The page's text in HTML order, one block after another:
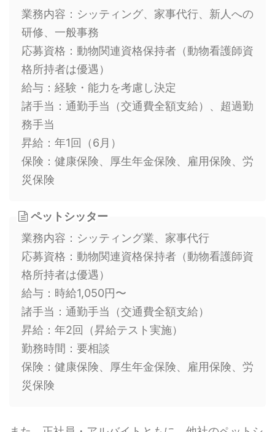
業務内容：シッティング、家事代行、新人への
研修、一般事務
応募資格：動物関連資格保持者（動物看護師資
格所持者は優遇）
給与：経験・能力を考慮し決定
諸手当：通勤手当（交通費全額支給）、超過勤
務手当
昇給：年1回（6月）
保険：健康保険、厚生年金保険、雇用保険、労
災保険
ペットシッター
業務内容：シッティング業、家事代行
応募資格：動物関連資格保持者（動物看護師資
格所持者は優遇）
給与：時給1,050円〜
諸手当：通勤手当（交通費全額支給）
昇給：年2回（昇給テスト実施）
勤務時間：要相談
保険：健康保険、厚生年金保険、雇用保険、労
災保険